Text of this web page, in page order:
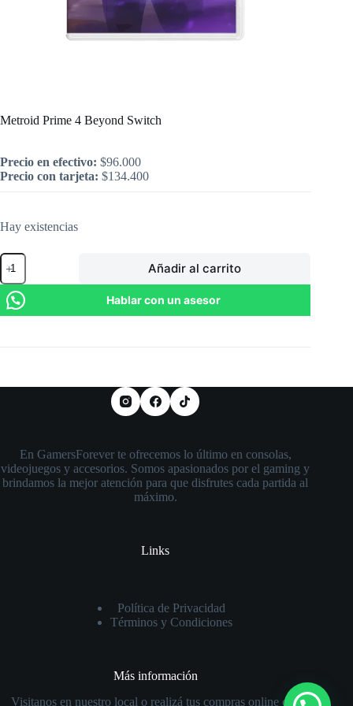
Metroid Prime 4 Beyond Switch
Precio en efectivo: $96.000
Precio con tarjeta: $134.400
Hay existencias
Metroid
Prime
4
Beyond
Switch
Añadir al carrito
Hablar con un asesor
En GamersForever te ofrecemos lo último en consolas,
videojuegos y accesorios. Somos apasionados por el gaming y
brindamos la mejor atención para que disfrutes cada partida al
máximo.
Links
Política de Privacidad
Términos y Condiciones
Más información
Visitanos en nuestro local o realizá tus compras online con